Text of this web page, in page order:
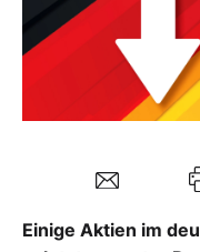
Mein Konto
Einige Aktien im